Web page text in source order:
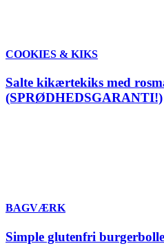
COOKIES & KIKS
Salte kikærtekiks med
(SPRØDHEDSGARANTI!)
BAGVÆRK
Simple glutenfri